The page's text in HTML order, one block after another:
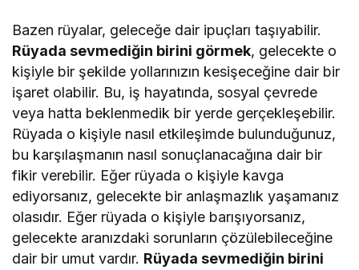
Bazen rüyalar, geleceğe dair ipuçları taşıyabilir.
Rüyada sevmediğin birini görmek, gelecekte o
kişiyle bir şekilde yollarınızın kesişeceğine dair bir
işaret olabilir. Bu, iş hayatında, sosyal çevrede
veya hatta beklenmedik bir yerde gerçekleşebilir.
Rüyada o kişiyle nasıl etkileşimde bulunduğunuz,
bu karşılaşmanın nasıl sonuçlanacağına dair bir
fikir verebilir. Eğer rüyada o kişiyle kavga
ediyorsanız, gelecekte bir anlaşmazlık yaşamanız
olasıdır. Eğer rüyada o kişiyle barışıyorsanız,
gelecekte aranızdaki sorunların çözülebileceğine
dair bir umut vardır. Rüyada sevmediğin birini